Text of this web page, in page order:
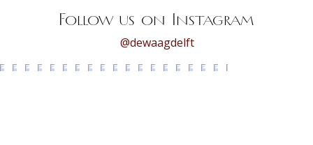
Follow us on Instagram
@dewaagdelft